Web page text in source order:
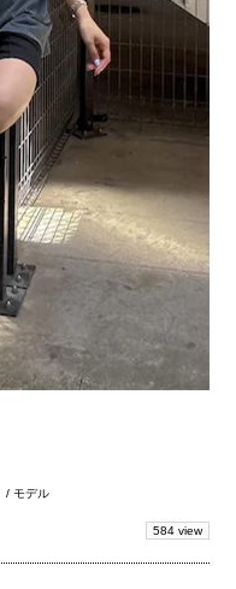
/ モデル
584 view